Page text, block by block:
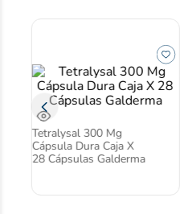
Tetralysal 300 Mg
Cápsula Dura Caja X
28 Cápsulas Galderma